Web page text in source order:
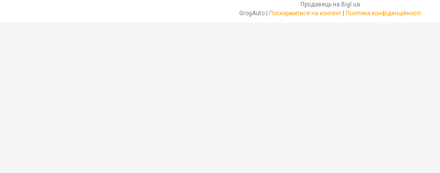
Продавець на Bigl.ua
GrogAuto | Поскаржитися на контент | Політика конфіденційності